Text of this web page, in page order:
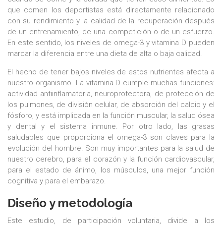
que comen los deportistas está directamente relacionado
con su rendimiento y la calidad de la recuperación después
de un entrenamiento, de una competición o de un esfuerzo.
En este sentido, los niveles de omega-3 y vitamina D pueden
marcar la diferencia entre una dieta de alta o baja calidad.
El hecho de tener bajos niveles de estos nutrientes afecta a
nuestro organismo. La vitamina D cumple muchas funciones:
actividad antiinflamatoria, neuroprotectora, de protección de
los pulmones, de división celular, de absorción del calcio y el
fósforo, y está implicada en la función muscular, la salud ósea
y dental y el sistema inmune. Por otro lado, las grasas
saludables que proporciona el omega-3 son claves para la
evolución del hombre. Son muy importantes para la salud de
nuestro cerebro, para el corazón y la función cardiovascular,
para el estado de ánimo, los músculos, una mejor función
cognitiva y para el embarazo.
Diseño y metodología
Este estudio, de participación voluntaria, divide a los